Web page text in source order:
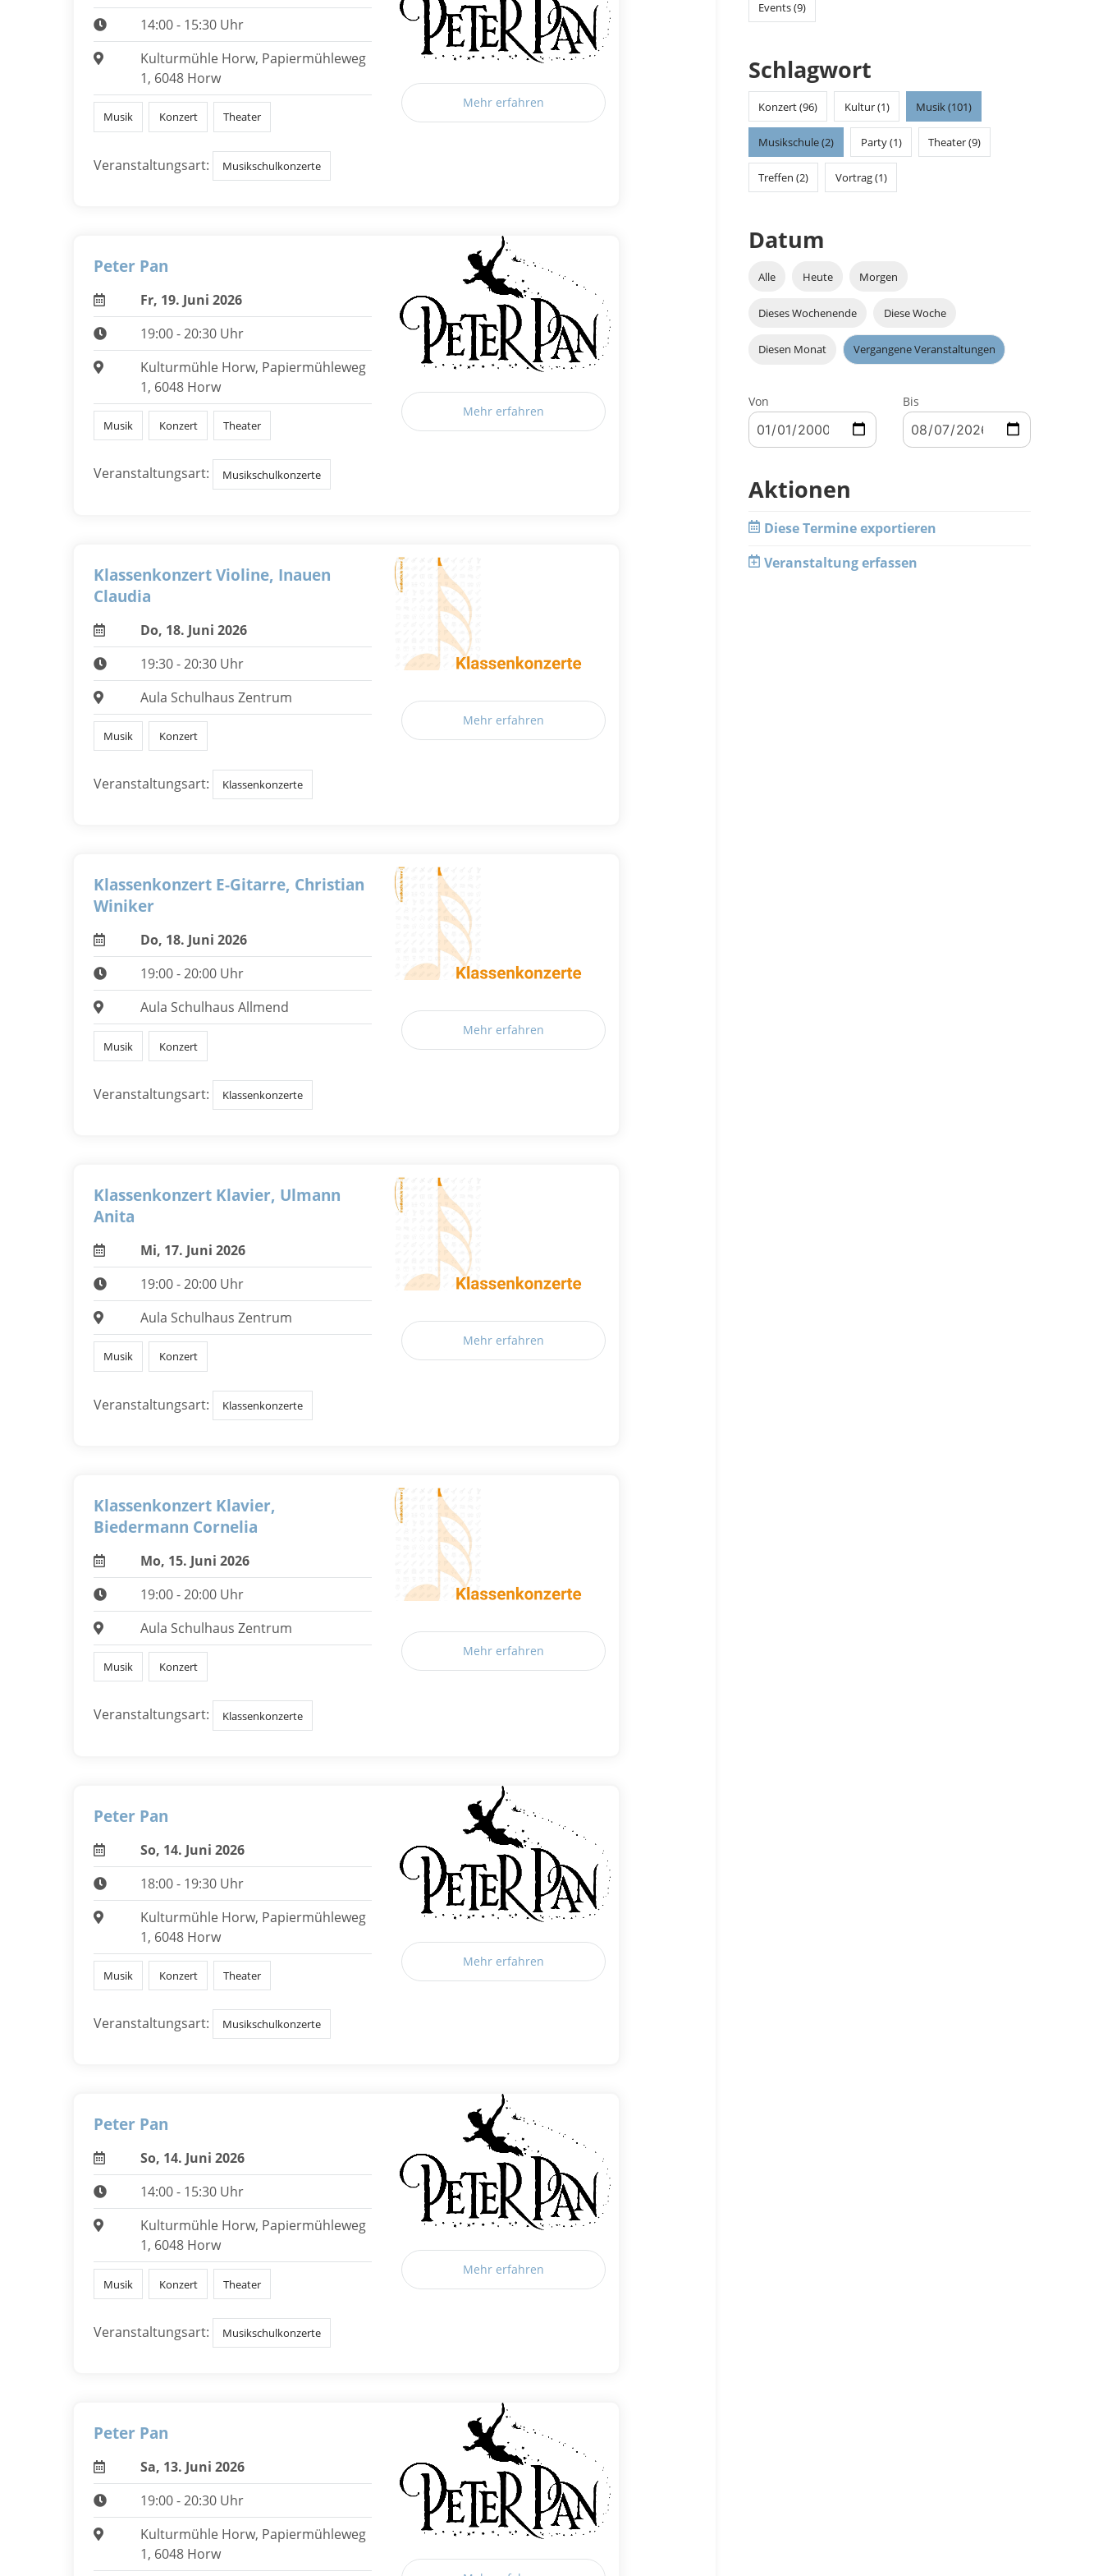
14:00 - 15:30 Uhr
Kulturmühle Horw, Papiermühleweg
1, 6048 Horw
Musik Konzert Theater
Veranstaltungsart: Musikschulkonzerte
Mehr erfahren
Peter Pan
Fr, 19. Juni 2026
19:00 - 20:30 Uhr
Kulturmühle Horw, Papiermühleweg
1, 6048 Horw
Musik Konzert Theater
Veranstaltungsart: Musikschulkonzerte
Mehr erfahren
Klassenkonzert Violine, Inauen
Claudia
Do, 18. Juni 2026
19:30 - 20:30 Uhr
Aula Schulhaus Zentrum
Musik Konzert
Veranstaltungsart: Klassenkonzerte
Mehr erfahren
Klassenkonzert E-Gitarre, Christian
Winiker
Do, 18. Juni 2026
19:00 - 20:00 Uhr
Aula Schulhaus Allmend
Musik Konzert
Veranstaltungsart: Klassenkonzerte
Mehr erfahren
Klassenkonzert Klavier, Ulmann
Anita
Mi, 17. Juni 2026
19:00 - 20:00 Uhr
Aula Schulhaus Zentrum
Musik Konzert
Veranstaltungsart: Klassenkonzerte
Mehr erfahren
Klassenkonzert Klavier,
Biedermann Cornelia
Mo, 15. Juni 2026
19:00 - 20:00 Uhr
Aula Schulhaus Zentrum
Musik Konzert
Veranstaltungsart: Klassenkonzerte
Mehr erfahren
Peter Pan
So, 14. Juni 2026
18:00 - 19:30 Uhr
Kulturmühle Horw, Papiermühleweg
1, 6048 Horw
Musik Konzert Theater
Veranstaltungsart: Musikschulkonzerte
Mehr erfahren
Peter Pan
So, 14. Juni 2026
14:00 - 15:30 Uhr
Kulturmühle Horw, Papiermühleweg
1, 6048 Horw
Musik Konzert Theater
Veranstaltungsart: Musikschulkonzerte
Mehr erfahren
Peter Pan
Sa, 13. Juni 2026
19:00 - 20:30 Uhr
Kulturmühle Horw, Papiermühleweg
1, 6048 Horw
Events (9)
Schlagwort
Konzert (96) Kultur (1) Musik (101)
Musikschule (2) Party (1) Theater (9)
Treffen (2) Vortrag (1)
Datum
Alle Heute Morgen
Dieses Wochenende Diese Woche
Diesen Monat Vergangene Veranstaltungen
Von Bis
Aktionen
Diese Termine exportieren
Veranstaltung erfassen